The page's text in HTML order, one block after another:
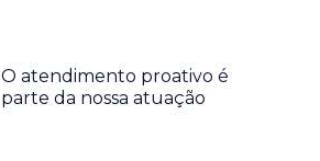
O atendimento proativo é
parte da nossa atuação